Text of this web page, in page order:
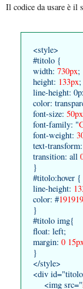
Il codice da usare è il
<style>
#titolo {
width: 730px;
height: 133px;
line-height:
color:
font-size: 50px
font-family: "
font-weight:
text-
transition: all
}
#titolo:hover {
line-height:
color: #191919
}
#titolo img{
float: left;
margin: 0
}
</style>
<div
<img src="